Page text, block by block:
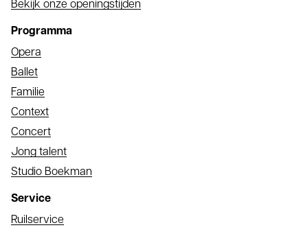
Bekijk onze openingstijden
Programma
Opera
Ballet
Familie
Context
Concert
Jong talent
Studio Boekman
Service
Ruilservice